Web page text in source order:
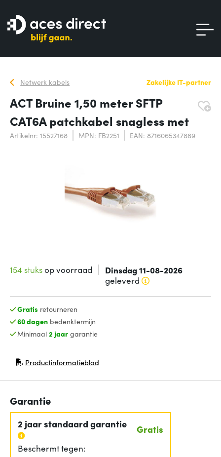
Netwerk kabels Zakelijke IT-partner
ACT Bruine 1,50 meter SFTP
CAT6A patchkabel snagless met
Artikelnr: 15527168 MPN: FB2251 EAN: 8716065347869
154 stuksop voorraad Dinsdag 11-08-2026
geleverd
Gratis retourneren
60 dagenbedenktermijn
Minimaal 2 jaargarantie
Productinformatieblad
(opent in nieuw venster)
Garantie
2 jaar standaard garantie Gratis
Beschermt tegen: